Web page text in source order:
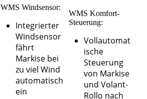
WMS Windsensor:
Integrierter
Windsensor
fährt
Markise bei
zu viel Wind
automatisch
ein
WMS Komfort-
Steuerung:
Vollautomat
ische
Steuerung
von Markise
und Volant-
Rollo nach